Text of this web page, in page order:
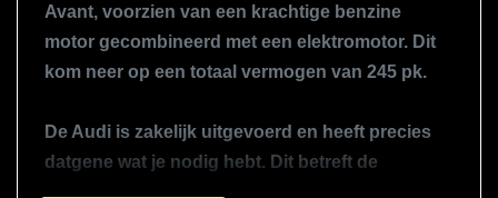
Warmtewerend glas
Interieur
Achterbank in delen neerklapbaar
Airco
Avant, voorzien van een krachtige benzine
motor gecombineerd met een elektromotor. Dit
kom neer op een totaal vermogen van 245 pk.
De Audi is zakelijk uitgevoerd en heeft precies
datgene wat je nodig hebt. Dit betreft de